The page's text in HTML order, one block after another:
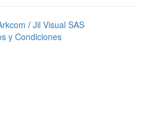
/ Jil Visual SAS
y Condiciones